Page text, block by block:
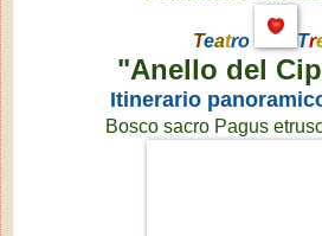
Teatro Tr
"Anello del
Itinerario
Bosco sacro Pagus